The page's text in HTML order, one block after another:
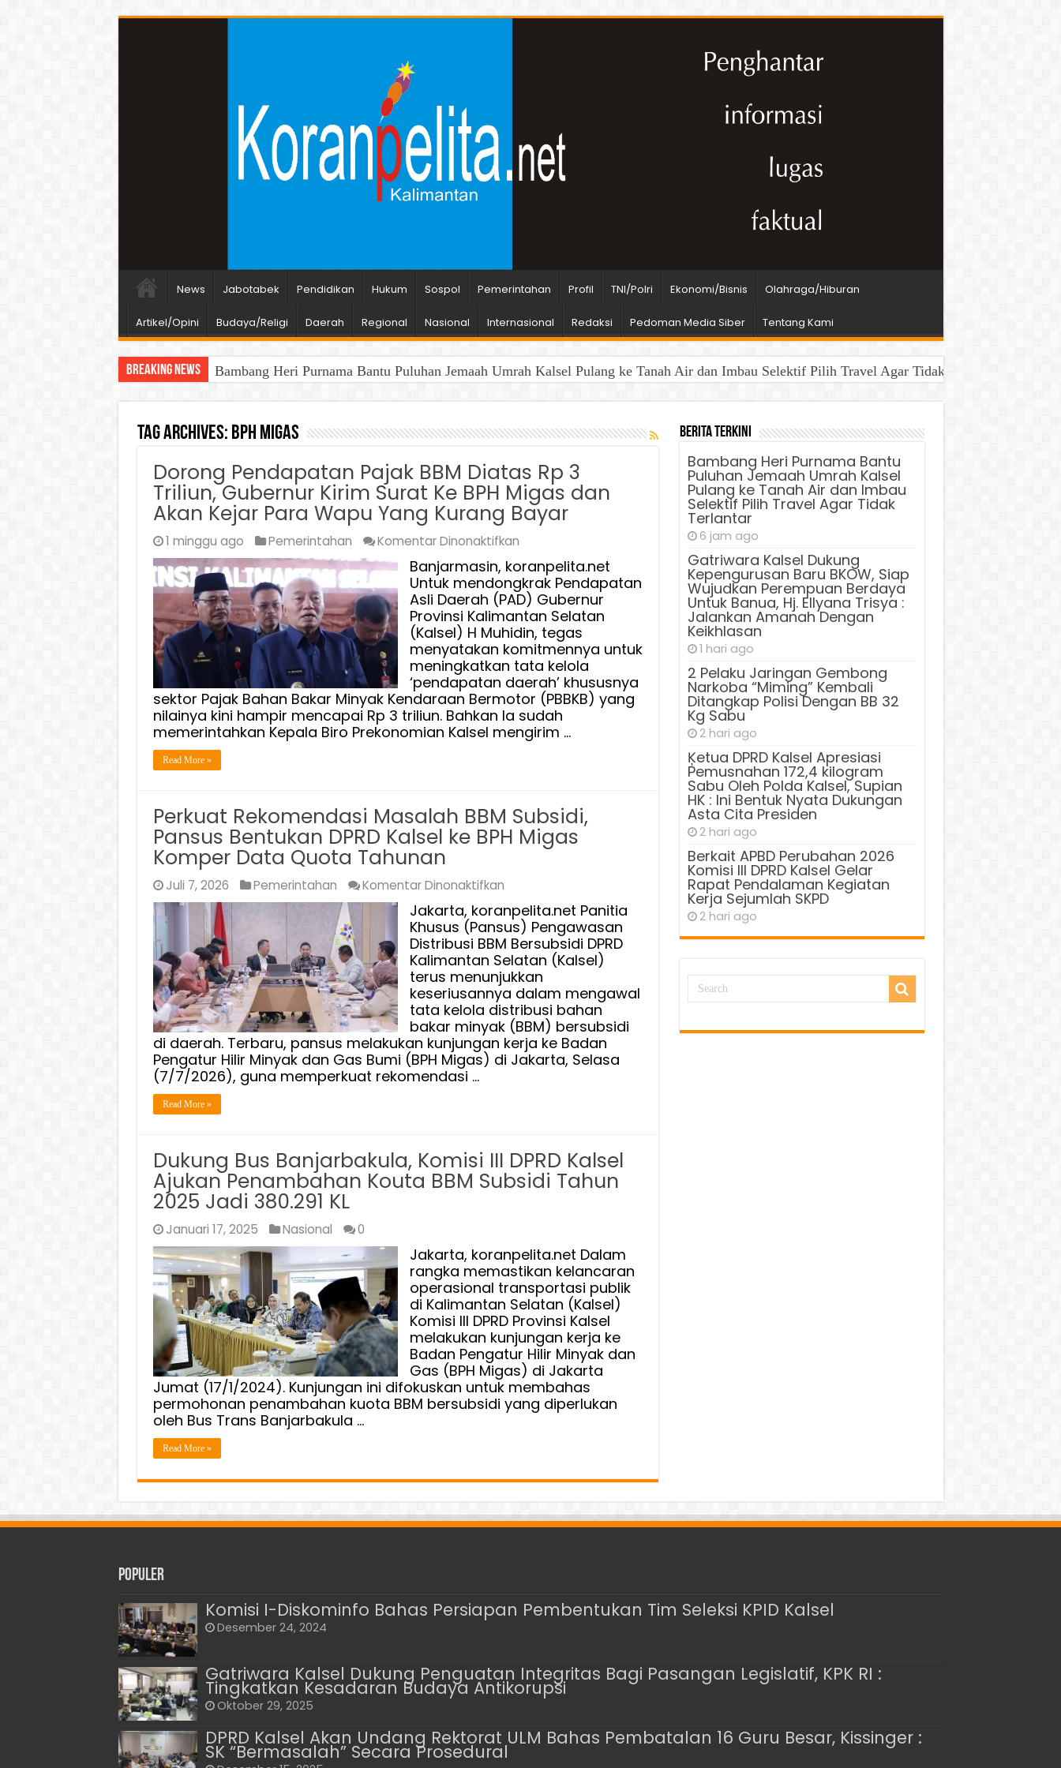
News Jabotabek Pendidikan Hukum Sospol Pemerintahan Profil TNI/Polri Ekonomi/Bisnis Olahraga/Hiburan
Artikel/Opini Budaya/Religi Daerah Regional Nasional Internasional Redaksi Pedoman Media Siber Tentang Kami
Breaking News Bambang Heri Purnama Bantu Puluhan Jemaah Umrah Kalsel Pulang ke Tanah Air dan Imbau Selektif Pilih Travel Agar Tidak Terlantar
Tag Archives: BPH Migas
Dorong Pendapatan Pajak BBM Diatas Rp 3
Triliun, Gubernur Kirim Surat Ke BPH Migas dan
Akan Kejar Para Wapu Yang Kurang Bayar
1 minggu ago Pemerintahan Komentar Dinonaktifkanpada
Pendapatan
Pajak
BBM
Diatas
Rp
3
Triliun,
Gubernur
Kirim
Surat
dan
Akan
Kejar
Yang
Kurang
Bayar
Banjarmasin, koranpelita.net
Untuk mendongkrak Pendapatan
Asli Daerah (PAD) Gubernur
Provinsi Kalimantan Selatan
(Kalsel) H Muhidin, tegas
menyatakan komitmennya untuk
meningkatkan tata kelola
‘pendapatan daerah’ khususnya
sektor Pajak Bahan Bakar Minyak Kendaraan Bermotor (PBBKB) yang
nilainya kini hampir mencapai Rp 3 triliun. Bahkan Ia sudah
memerintahkan Kepala Biro Prekonomian Kalsel mengirim …
Read More »
Perkuat Rekomendasi Masalah BBM Subsidi,
Pansus Bentukan DPRD Kalsel ke BPH Migas
Komper Data Quota Tahunan
Juli 7, 2026 Pemerintahan Komentar Dinonaktifkanpada
Perkuat
Rekomendasi
Masalah
BBM
Subsidi,
Pansus
Bentukan
DPRD
Kalsel
ke
Quota
Tahunan
Jakarta, koranpelita.net Panitia
Khusus (Pansus) Pengawasan
Distribusi BBM Bersubsidi DPRD
Kalimantan Selatan (Kalsel)
terus menunjukkan
keseriusannya dalam mengawal
tata kelola distribusi bahan
bakar minyak (BBM) bersubsidi
di daerah. Terbaru, pansus melakukan kunjungan kerja ke Badan
Pengatur Hilir Minyak dan Gas Bumi (BPH Migas) di Jakarta, Selasa
(7/7/2026), guna memperkuat rekomendasi …
Read More »
Dukung Bus Banjarbakula, Komisi III DPRD Kalsel
Ajukan Penambahan Kouta BBM Subsidi Tahun
2025 Jadi 380.291 KL
Januari 17, 2025 Nasional 0
Jakarta, koranpelita.net Dalam
rangka memastikan kelancaran
operasional transportasi publik
di Kalimantan Selatan (Kalsel)
Komisi III DPRD Provinsi Kalsel
melakukan kunjungan kerja ke
Badan Pengatur Hilir Minyak dan
Gas (BPH Migas) di Jakarta
Jumat (17/1/2024). Kunjungan ini difokuskan untuk membahas
permohonan penambahan kuota BBM bersubsidi yang diperlukan
oleh Bus Trans Banjarbakula …
Read More »
Berita Terkini
Bambang Heri Purnama Bantu
Puluhan Jemaah Umrah Kalsel
Pulang ke Tanah Air dan Imbau
Selektif Pilih Travel Agar Tidak
Terlantar
6 jam ago
Gatriwara Kalsel Dukung
Kepengurusan Baru BKOW, Siap
Wujudkan Perempuan Berdaya
Untuk Banua, Hj. Ellyana Trisya :
Jalankan Amanah Dengan
Keikhlasan
1 hari ago
2 Pelaku Jaringan Gembong
Narkoba “Miming” Kembali
Ditangkap Polisi Dengan BB 32
Kg Sabu
2 hari ago
Ķetua DPRD Kalsel Apresiasi
Pemusnahan 172,4 kilogram
Sabu Oleh Polda Kalsel, Supian
HK : Ini Bentuk Nyata Dukungan
Asta Cita Presiden
2 hari ago
Berkait APBD Perubahan 2026
Komisi III DPRD Kalsel Gelar
Rapat Pendalaman Kegiatan
Kerja Sejumlah SKPD
2 hari ago
Populer
Komisi I-Diskominfo Bahas Persiapan Pembentukan Tim Seleksi KPID Kalsel
Desember 24, 2024
Gatriwara Kalsel Dukung Penguatan Integritas Bagi Pasangan Legislatif, KPK RI :
Tingkatkan Kesadaran Budaya Antikorupsi
Oktober 29, 2025
DPRD Kalsel Akan Undang Rektorat ULM Bahas Pembatalan 16 Guru Besar, Kissinger :
SK “Bermasalah” Secara Prosedural